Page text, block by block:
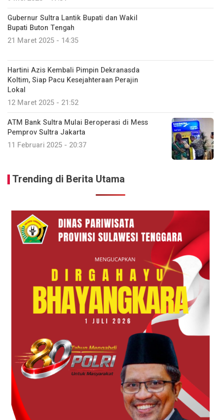
Gubernur Sultra Lantik Bupati dan Wakil
Bupati Buton Tengah
21 Maret 2025 - 14:35
Hartini Azis Kembali Pimpin Dekranasda
Koltim, Siap Pacu Kesejahteraan Perajin
Lokal
12 Maret 2025 - 21:52
ATM Bank Sultra Mulai Beroperasi di Mess
Pemprov Sultra Jakarta
11 Februari 2025 - 20:37
Trending di Berita Utama